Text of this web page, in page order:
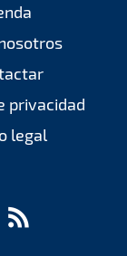
privacidad
legal